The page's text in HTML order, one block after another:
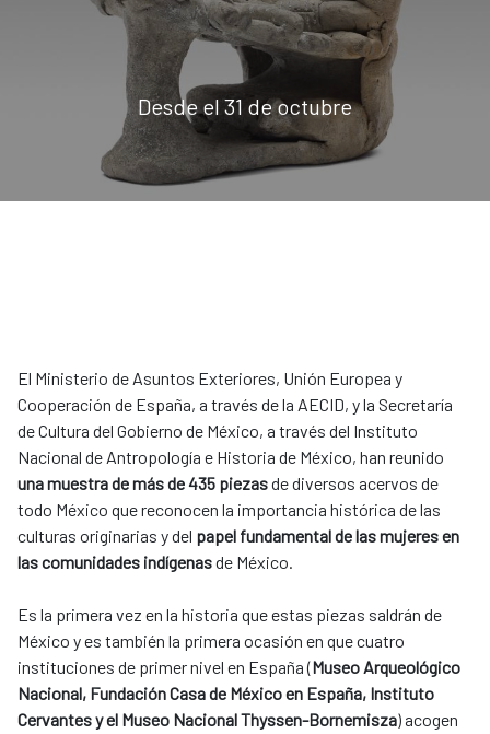
Desde el 31 de octubre
El Ministerio de Asuntos Exteriores, Unión Europea y
Cooperación de España, a través de la AECID, y la Secretaría
de Cultura del Gobierno de México, a través del Instituto
Nacional de Antropología e Historia de México, han reunido
una muestra de más de 435 piezasde diversos acervos de
todo México que reconocen la importancia histórica de las
culturas originarias y del papel fundamental de las mujeres en
las comunidades indígenasde México.
Es la primera vez en la historia que estas piezas saldrán de
México y es también la primera ocasión en que cuatro
instituciones de primer nivel en España (Museo Arqueológico
Nacional, Fundación Casa de México en España, Instituto
Cervantes y el Museo Nacional Thyssen-Bornemisza) acogen